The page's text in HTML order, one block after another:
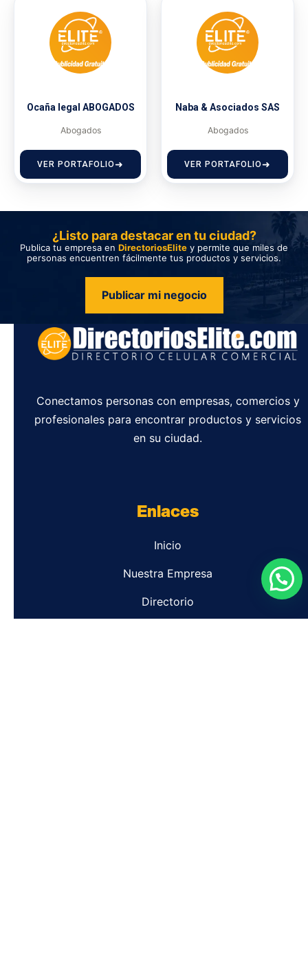
Ocaña legal ABOGADOS
Abogados
VER PORTAFOLIO
Naba & Asociados SAS
Abogados
VER PORTAFOLIO
¿Listo para destacar en tu ciudad?
Publica tu empresa en DirectoriosElite y permite que miles de
personas encuentren fácilmente tus productos y servicios.
Publicar mi negocio
Conectamos personas con empresas, comercios y
profesionales para encontrar productos y servicios
en su ciudad.
Enlaces
Inicio
Nuestra Empresa
Directorio